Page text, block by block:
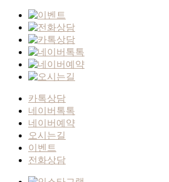
카톡상담
네이버톡톡
네이버예약
오시는길
이벤트
전화상담